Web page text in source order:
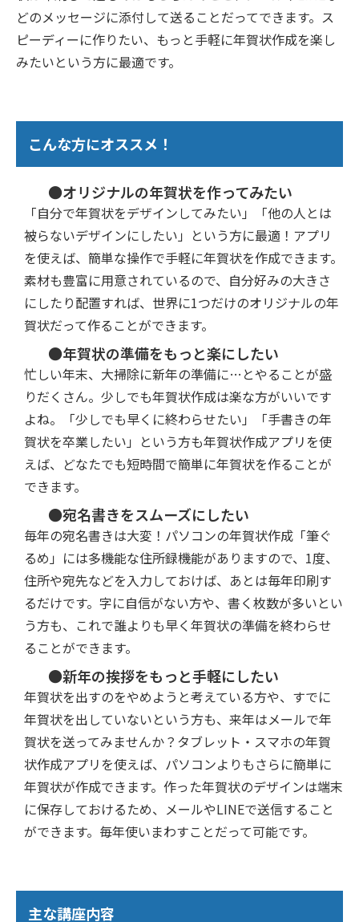
どのメッセージに添付して送ることだってできます。ス
ピーディーに作りたい、もっと手軽に年賀状作成を楽し
みたいという方に最適です。
こんな方にオススメ！
●オリジナルの年賀状を作ってみたい
「自分で年賀状をデザインしてみたい」「他の人とは
被らないデザインにしたい」という方に最適！アプリ
を使えば、簡単な操作で手軽に年賀状を作成できます。
素材も豊富に用意されているので、自分好みの大きさ
にしたり配置すれば、世界に1つだけのオリジナルの年
賀状だって作ることができます。
●年賀状の準備をもっと楽にしたい
忙しい年末、大掃除に新年の準備に…とやることが盛
りだくさん。少しでも年賀状作成は楽な方がいいです
よね。「少しでも早くに終わらせたい」「手書きの年
賀状を卒業したい」という方も年賀状作成アプリを使
えば、どなたでも短時間で簡単に年賀状を作ることが
できます。
●宛名書きをスムーズにしたい
毎年の宛名書きは大変！パソコンの年賀状作成「筆ぐ
るめ」には多機能な住所録機能がありますので、1度、
住所や宛先などを入力しておけば、あとは毎年印刷す
るだけです。字に自信がない方や、書く枚数が多いとい
う方も、これで誰よりも早く年賀状の準備を終わらせ
ることができます。
●新年の挨拶をもっと手軽にしたい
年賀状を出すのをやめようと考えている方や、すでに
年賀状を出していないという方も、来年はメールで年
賀状を送ってみませんか？タブレット・スマホの年賀
状作成アプリを使えば、パソコンよりもさらに簡単に
年賀状が作成できます。作った年賀状のデザインは端末
に保存しておけるため、メールやLINEで送信すること
ができます。毎年使いまわすことだって可能です。
主な講座内容